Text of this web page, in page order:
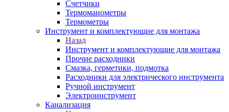
Счетчики
Термоманометры
Термометры
Инструмент и комплектующие для монтажа
Назад
Инструмент и комплектующие для монтажа
Прочие расходники
Смазка, герметики, подмотка
Расходники для электрического инструмента
Ручной инструмент
Электроинструмент
Канализация